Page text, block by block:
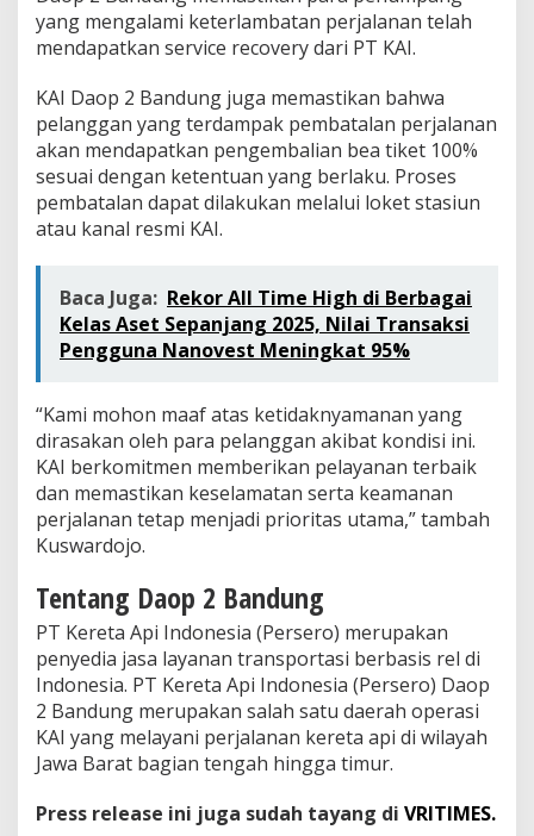
yang mengalami keterlambatan perjalanan telah
mendapatkan service recovery dari PT KAI.
KAI Daop 2 Bandung juga memastikan bahwa
pelanggan yang terdampak pembatalan perjalanan
akan mendapatkan pengembalian bea tiket 100%
sesuai dengan ketentuan yang berlaku. Proses
pembatalan dapat dilakukan melalui loket stasiun
atau kanal resmi KAI.
Baca Juga: Rekor All Time High di Berbagai
Kelas Aset Sepanjang 2025, Nilai Transaksi
Pengguna Nanovest Meningkat 95%
“Kami mohon maaf atas ketidaknyamanan yang
dirasakan oleh para pelanggan akibat kondisi ini.
KAI berkomitmen memberikan pelayanan terbaik
dan memastikan keselamatan serta keamanan
perjalanan tetap menjadi prioritas utama,” tambah
Kuswardojo.
Tentang Daop 2 Bandung
PT Kereta Api Indonesia (Persero) merupakan
penyedia jasa layanan transportasi berbasis rel di
Indonesia. PT Kereta Api Indonesia (Persero) Daop
2 Bandung merupakan salah satu daerah operasi
KAI yang melayani perjalanan kereta api di wilayah
Jawa Barat bagian tengah hingga timur.
Press release ini juga sudah tayang di VRITIMES.